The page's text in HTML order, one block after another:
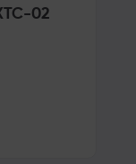
02